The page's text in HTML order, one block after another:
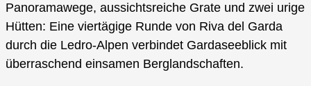
Panoramawege, aussichtsreiche Grate und zwei urige
Hütten: Eine viertägige Runde von Riva del Garda
durch die Ledro-Alpen verbindet Gardaseeblick mit
überraschend einsamen Berglandschaften.